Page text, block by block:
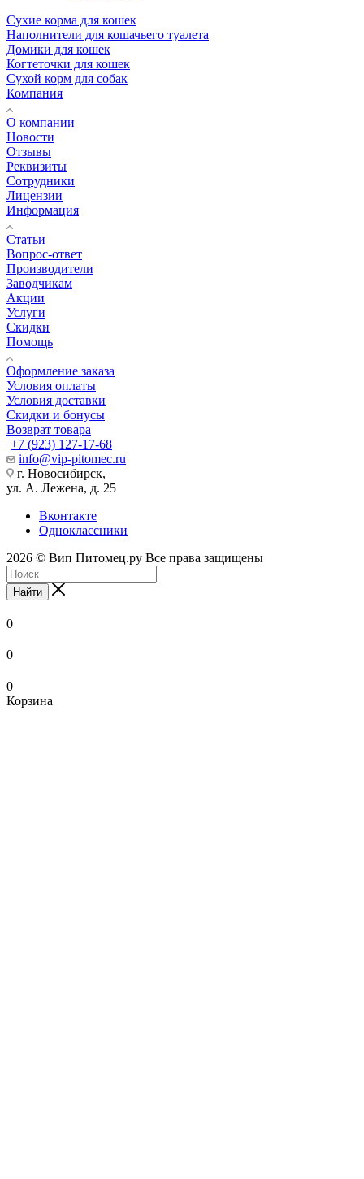
Сухие корма для кошек
Наполнители для кошачьего туалета
Домики для кошек
Когтеточки для кошек
Сухой корм для собак
Компания
О компании
Новости
Отзывы
Реквизиты
Сотрудники
Лицензии
Информация
Статьи
Вопрос-ответ
Производители
Заводчикам
Акции
Услуги
Скидки
Помощь
Оформление заказа
Условия оплаты
Условия доставки
Скидки и бонусы
Возврат товара
+7 (923) 127-17-68
info@vip-pitomec.ru
г. Новосибирск,
ул. А. Лежена, д. 25
Вконтакте
Одноклассники
2026 © Вип Питомец.ру Все права защищены
Найти
0
0
0
Корзина